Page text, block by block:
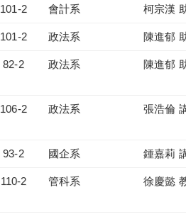
101-2 會計系 柯宗漢
101-2 政法系 陳進郁
82-2 政法系 陳進郁
106-2 政法系 張浩倫
93-2 國企系 鍾嘉莉
110-2 管科系 徐慶懿